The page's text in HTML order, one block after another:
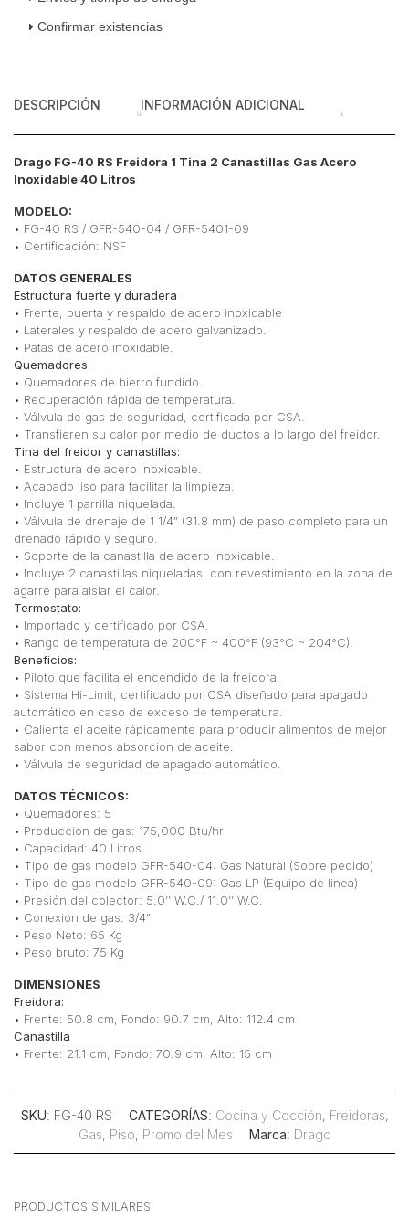
Confirmar existencias
DESCRIPCIÓN INFORMACIÓN ADICIONAL
Drago FG-40 RS Freidora 1 Tina 2 Canastillas Gas Acero
Inoxidable 40 Litros
MODELO:
• FG-40 RS / GFR-540-04 / GFR-5401-09
• Certificación: NSF
DATOS GENERALES
Estructura fuerte y duradera
• Frente, puerta y respaldo de acero inoxidable
• Laterales y respaldo de acero galvanizado.
• Patas de acero inoxidable.
Quemadores:
• Quemadores de hierro fundido.
• Recuperación rápida de temperatura.
• Válvula de gas de seguridad, certificada por CSA.
• Transfieren su calor por medio de ductos a lo largo del freidor.
Tina del freidor y canastillas:
• Estructura de acero inoxidable.
• Acabado liso para facilitar la limpieza.
• Incluye 1 parrilla niquelada.
• Válvula de drenaje de 1 1/4” (31.8 mm) de paso completo para un
drenado rápido y seguro.
• Soporte de la canastilla de acero inoxidable.
• Incluye 2 canastillas niqueladas, con revestimiento en la zona de
agarre para aislar el calor.
Termostato:
• Importado y certificado por CSA.
• Rango de temperatura de 200°F ~ 400°F (93°C ~ 204°C).
Beneficios:
• Piloto que facilita el encendido de la freidora.
• Sistema Hi-Limit, certificado por CSA diseñado para apagado
automático en caso de exceso de temperatura.
• Calienta el aceite rápidamente para producir alimentos de mejor
sabor con menos absorción de aceite.
• Válvula de seguridad de apagado automático.
DATOS TÉCNICOS:
• Quemadores: 5
• Producción de gas: 175,000 Btu/hr
• Capacidad: 40 Litros
• Tipo de gas modelo GFR-540-04: Gas Natural (Sobre pedido)
• Tipo de gas modelo GFR-540-09: Gas LP (Equipo de linea)
• Presión del colector: 5.0’’ W.C./ 11.0’’ W.C.
• Conexión de gas: 3/4”
• Peso Neto: 65 Kg
• Peso bruto: 75 Kg
DIMENSIONES
Freidora:
• Frente: 50.8 cm, Fondo: 90.7 cm, Alto: 112.4 cm
Canastilla
• Frente: 21.1 cm, Fondo: 70.9 cm, Alto: 15 cm
SKU: FG-40 RS CATEGORÍAS: Cocina y Cocción, Freidoras,
Gas, Piso, Promo del Mes Marca: Drago
PRODUCTOS SIMILARES